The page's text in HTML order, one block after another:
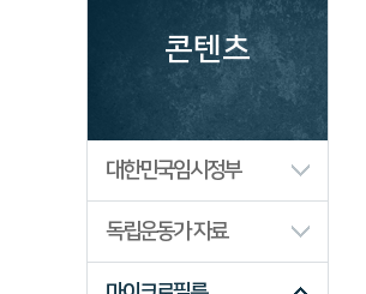
문서류
문화/예술/종교
생활류
군사류
산업/생업류
과학/기술류
콘텐츠
대한민국임시정부
독립운동가 자료